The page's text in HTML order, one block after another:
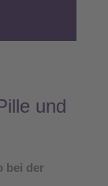
und
bei der